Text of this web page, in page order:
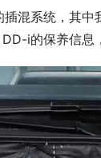
混系统，其
i的保养信息